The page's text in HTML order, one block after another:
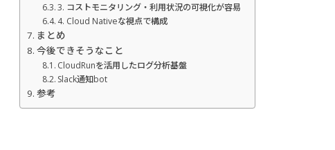
3. コストモニタリング・利用状況の可視化が容易
4. Cloud Nativeな視点で構成
まとめ
今後できそうなこと
CloudRunを活用したログ分析基盤
Slack通知bot
参考